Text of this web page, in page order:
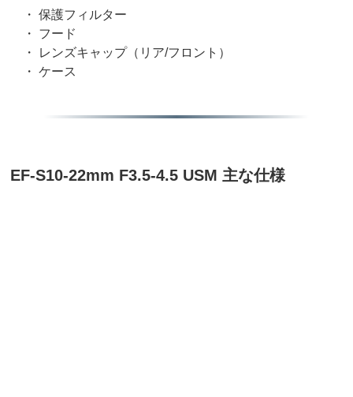
・ 保護フィルター
・ フード
・ レンズキャップ（リア/フロント）
・ ケース
EF-S10-22mm F3.5-4.5 USM 主な仕様